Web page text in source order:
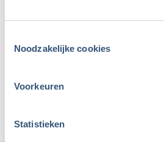
Noodzakelijke cookies
Voorkeuren
Statistieken
Start met zoeken door uw
vullen of gebruik de filters om de